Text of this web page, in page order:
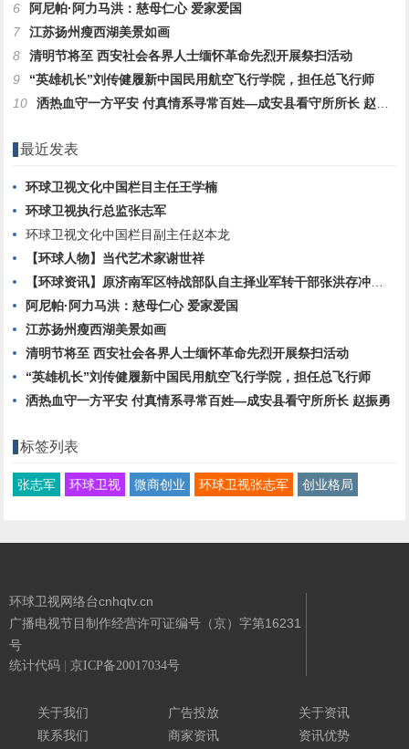
6
阿尼帕·阿力马洪：慈母仁心 爱家爱国
7
江苏扬州瘦西湖美景如画
8
清明节将至 西安社会各界人士缅怀革命先烈开展祭扫活动
9
“英雄机长”刘传健履新中国民用航空飞行学院，担任总飞行师
10
洒热血守一方平安 付真情系寻常百姓—成安县看守所所长 赵振勇
最近发表
环球卫视文化中国栏目主任王学楠
环球卫视执行总监张志军
环球卫视文化中国栏目副主任赵本龙
【环球人物】当代艺术家谢世祥
【环球资讯】原济南军区特战部队自主择业军转干部张洪存冲顶之路
阿尼帕·阿力马洪：慈母仁心 爱家爱国
江苏扬州瘦西湖美景如画
清明节将至 西安社会各界人士缅怀革命先烈开展祭扫活动
“英雄机长”刘传健履新中国民用航空飞行学院，担任总飞行师
洒热血守一方平安 付真情系寻常百姓—成安县看守所所长 赵振勇
标签列表
张志军 环球卫视 微商创业 环球卫视张志军 创业格局
环球卫视网络台cnhqtv.cn
广播电视节目制作经营许可证编号（京）字第16231
号
统计代码 京ICP备20017034号
关于我们
联系我们
广告投放
商家资讯
关于资讯
资讯优势